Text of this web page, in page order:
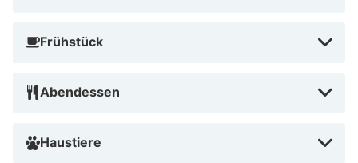
Frühstück
Abendessen
Haustiere